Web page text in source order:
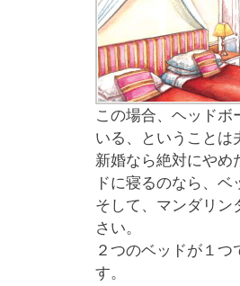
この場合、ヘッドボ
いる、ということは
新婚なら絶対にやめ
ドに寝るのなら、
そして、マンダリン
さい。
２つのベッドが１
す。